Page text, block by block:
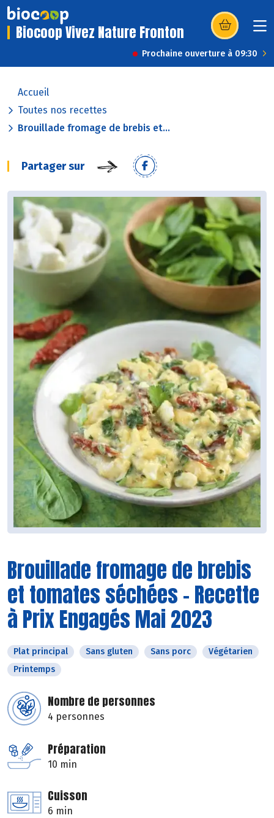
Biocoop Vivez Nature Fronton (s’ouvre dans
Prochaine ouverture à 09:30
Accueil
Toutes nos recettes
Brouillade fromage de brebis et...
Partager sur
Brouillade fromage de brebis
et tomates séchées - Recette
à Prix Engagés Mai 2023
Plat principal Sans gluten Sans porc
Végétarien
Printemps
Nombre de personnes
4 personnes
Préparation
10 min
Cuisson
6 min